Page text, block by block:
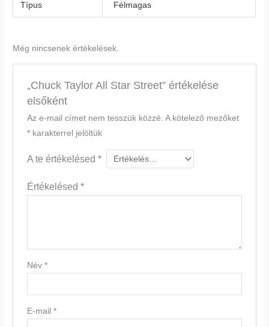
Típus Félmagas
Még nincsenek értékelések.
„Chuck Taylor All Star Street” értékelése
elsőként
Az e-mail címet nem tesszük közzé. A kötelező mezőket
*karakterrel jelöltük
A te értékelésed *
Értékelésed *
Név *
E-mail *